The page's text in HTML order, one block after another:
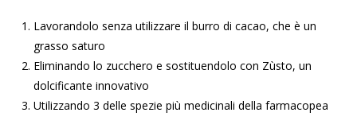
Lavorandolo senza utilizzare il burro di cacao, che è un
grasso saturo
Eliminando lo zucchero e sostituendolo con Zùsto, un
dolcificante innovativo
Utilizzando 3 delle spezie più medicinali della farmacopea